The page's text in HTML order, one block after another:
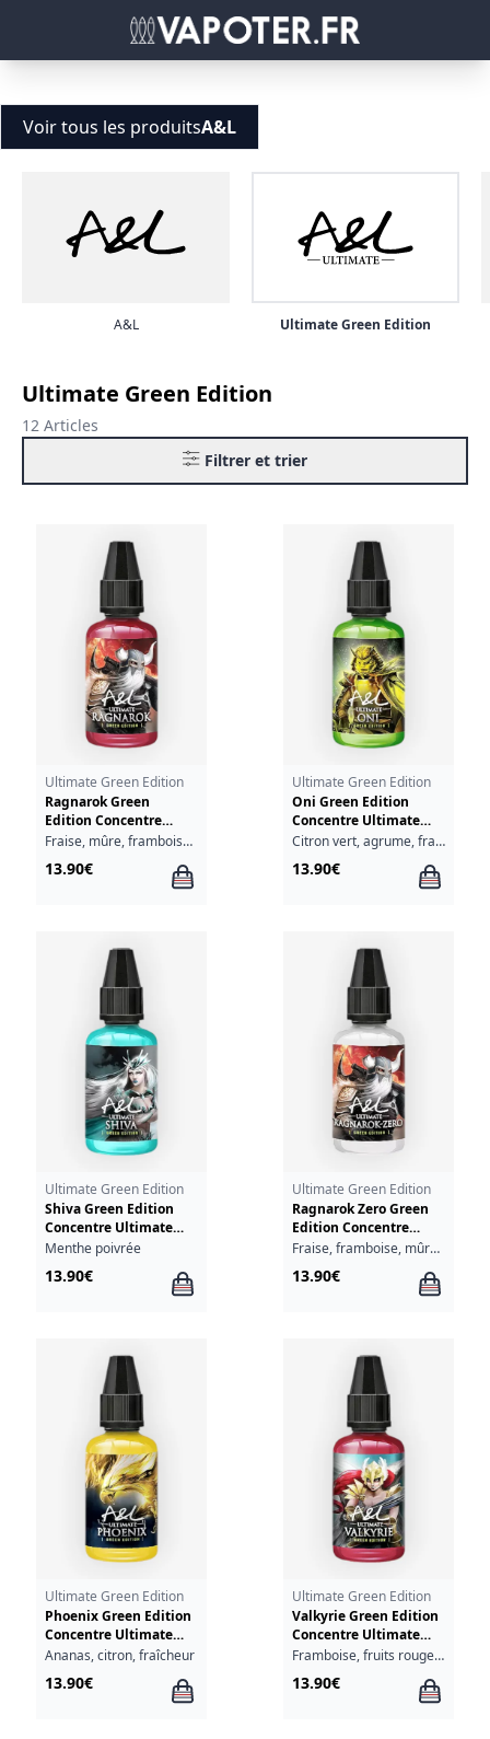
Voir tous les produitsA&L
A&L Ultimate Green Edition
Ultimate Green Edition
12 Articles
Filtrer et trier
Ultimate Green Edition
Ragnarok Green
Edition Concentre
Ultimate A&L 30ml
Fraise, mûre, framboise, myrtille, cassis, fraîcheur
13.90€
Ultimate Green Edition
Oni Green Edition
Concentre Ultimate
A&L 30ml
Citron vert, agrume, fraîcheur
13.90€
Ultimate Green Edition
Shiva Green Edition
Concentre Ultimate
A&L 30ml
Menthe poivrée
13.90€
Ultimate Green Edition
Ragnarok Zero Green
Edition Concentre
Ultimate A&L 30ml
Fraise, framboise, mûre, myrtille, cassis
13.90€
Ultimate Green Edition
Phoenix Green Edition
Concentre Ultimate
A&L 30ml
Ananas, citron, fraîcheur
13.90€
Ultimate Green Edition
Valkyrie Green Edition
Concentre Ultimate
A&L 30ml
Framboise, fruits rouges, fraîcheur
13.90€